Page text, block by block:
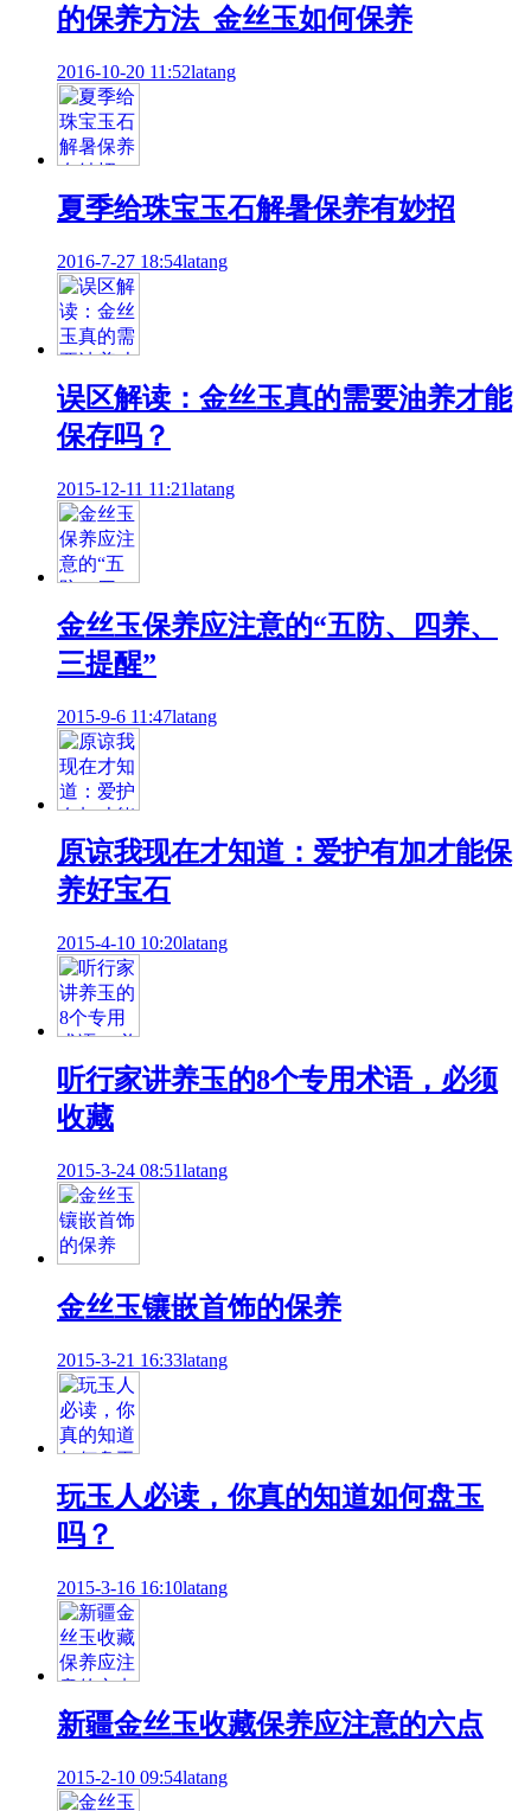
的保养方法_金丝玉如何保养
2016-10-20 11:52latang
夏季给珠宝玉石解暑保养有妙招
2016-7-27 18:54latang
误区解读：金丝玉真的需要油养才能
保存吗？
2015-12-11 11:21latang
金丝玉保养应注意的“五防、四养、
三提醒”
2015-9-6 11:47latang
原谅我现在才知道：爱护有加才能保
养好宝石
2015-4-10 10:20latang
听行家讲养玉的8个专用术语，必须
收藏
2015-3-24 08:51latang
金丝玉镶嵌首饰的保养
2015-3-21 16:33latang
玩玉人必读，你真的知道如何盘玉
吗？
2015-3-16 16:10latang
新疆金丝玉收藏保养应注意的六点
2015-2-10 09:54latang